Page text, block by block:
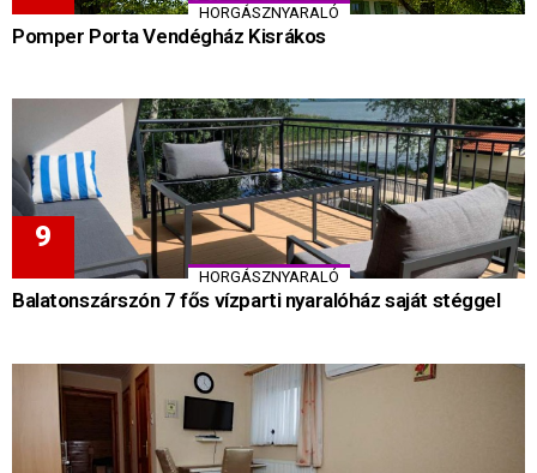
HORGÁSZNYARALÓ
Pomper Porta Vendégház Kisrákos
HORGÁSZNYARALÓ
Balatonszárszón 7 fős vízparti nyaralóház saját stéggel